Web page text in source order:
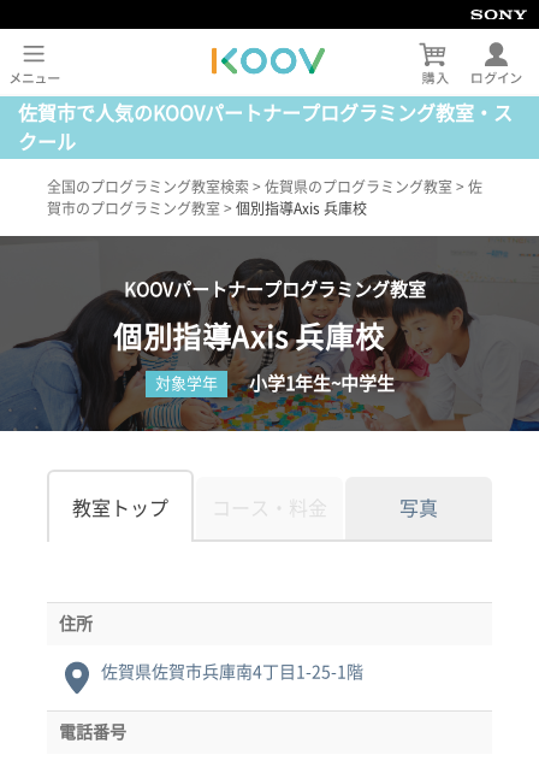
佐賀市で人気のKOOVパートナープログラミング教室・ス
クール
全国のプログラミング教室検索 > 佐賀県のプログラミング教室 > 佐
賀市のプログラミング教室 > 個別指導Axis 兵庫校
KOOVパートナープログラミング教室
個別指導Axis 兵庫校
対象学年 小学1年生~中学生
教室トップ コース・料金 写真
住所
佐賀県佐賀市兵庫南4丁目1-25-1階
電話番号